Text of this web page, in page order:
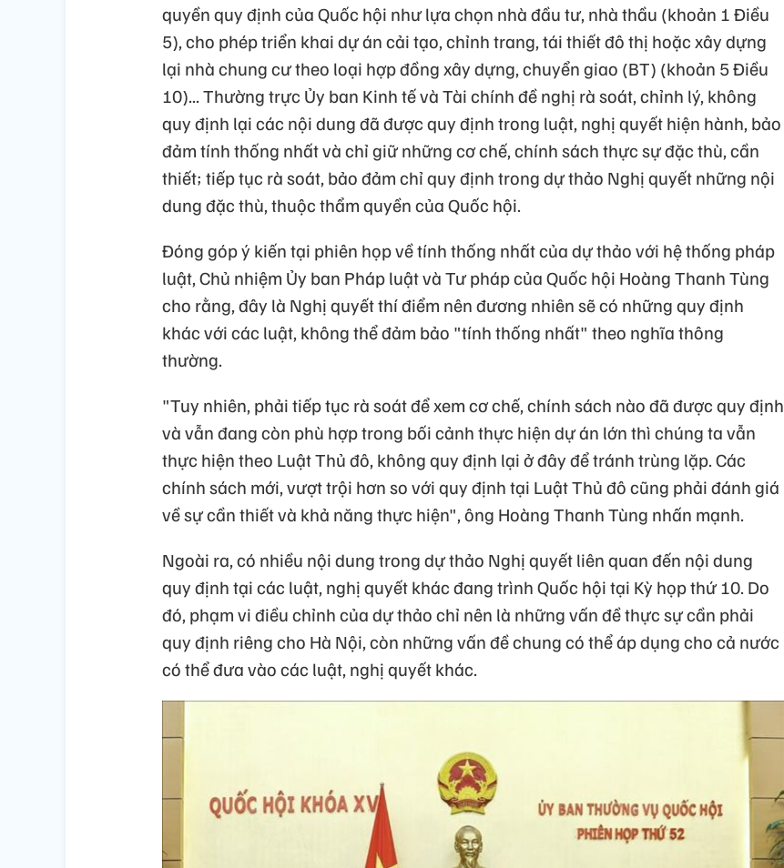
quyền quy định của Quốc hội như lựa chọn nhà đầu tư, nhà thầu (khoản 1 Điều
5), cho phép triển khai dự án cải tạo, chỉnh trang, tái thiết đô thị hoặc xây dựng
lại nhà chung cư theo loại hợp đồng xây dựng, chuyển giao (BT) (khoản 5 Điều
10)... Thường trực Ủy ban Kinh tế và Tài chính đề nghị rà soát, chỉnh lý, không
quy định lại các nội dung đã được quy định trong luật, nghị quyết hiện hành, bảo
đảm tính thống nhất và chỉ giữ những cơ chế, chính sách thực sự đặc thù, cần
thiết; tiếp tục rà soát, bảo đảm chỉ quy định trong dự thảo Nghị quyết những nội
dung đặc thù, thuộc thẩm quyền của Quốc hội.
Đóng góp ý kiến tại phiên họp về tính thống nhất của dự thảo với hệ thống pháp
luật, Chủ nhiệm Ủy ban Pháp luật và Tư pháp của Quốc hội Hoàng Thanh Tùng
cho rằng, đây là Nghị quyết thí điểm nên đương nhiên sẽ có những quy định
khác với các luật, không thể đảm bảo "tính thống nhất" theo nghĩa thông
thường.
"Tuy nhiên, phải tiếp tục rà soát để xem cơ chế, chính sách nào đã được quy định
và vẫn đang còn phù hợp trong bối cảnh thực hiện dự án lớn thì chúng ta vẫn
thực hiện theo Luật Thủ đô, không quy định lại ở đây để tránh trùng lặp. Các
chính sách mới, vượt trội hơn so với quy định tại Luật Thủ đô cũng phải đánh giá
về sự cần thiết và khả năng thực hiện", ông Hoàng Thanh Tùng nhấn mạnh.
Ngoài ra, có nhiều nội dung trong dự thảo Nghị quyết liên quan đến nội dung
quy định tại các luật, nghị quyết khác đang trình Quốc hội tại Kỳ họp thứ 10. Do
đó, phạm vi điều chỉnh của dự thảo chỉ nên là những vấn đề thực sự cần phải
quy định riêng cho Hà Nội, còn những vấn đề chung có thể áp dụng cho cả nước
có thể đưa vào các luật, nghị quyết khác.